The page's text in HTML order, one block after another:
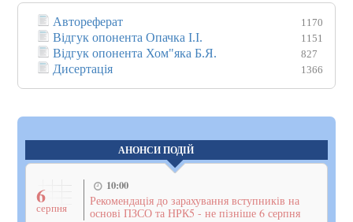
Автореферат 1170
Відгук опонента Опачка І.І. 1151
Відгук опонента Хом"яка Б.Я. 827
Дисертація 1366
АНОНСИ ПОДІЙ
6
серпня
10:00
Рекомендація до зарахування вступників на
основі ПЗСО та НРК5 - не пізніше 6 серпня